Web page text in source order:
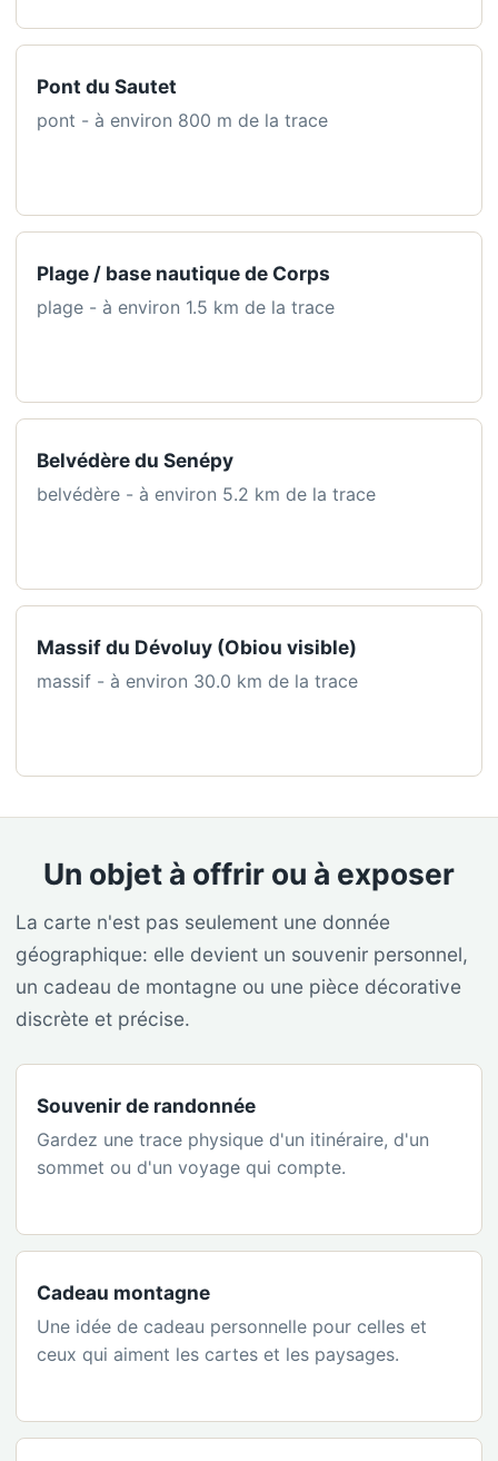
Pont du Sautet
pont - à environ 800 m de la trace
Plage / base nautique de Corps
plage - à environ 1.5 km de la trace
Belvédère du Senépy
belvédère - à environ 5.2 km de la trace
Massif du Dévoluy (Obiou visible)
massif - à environ 30.0 km de la trace
Un objet à offrir ou à exposer
La carte n'est pas seulement une donnée
géographique: elle devient un souvenir personnel,
un cadeau de montagne ou une pièce décorative
discrète et précise.
Souvenir de randonnée
Gardez une trace physique d'un itinéraire, d'un
sommet ou d'un voyage qui compte.
Cadeau montagne
Une idée de cadeau personnelle pour celles et
ceux qui aiment les cartes et les paysages.